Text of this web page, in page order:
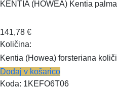
KENTIA (HOWEA) Kentia
141,78 €
Količina:
Kentia (Howea) forsteriana
Dodaj v košarico
Koda: 1KEFO6T06